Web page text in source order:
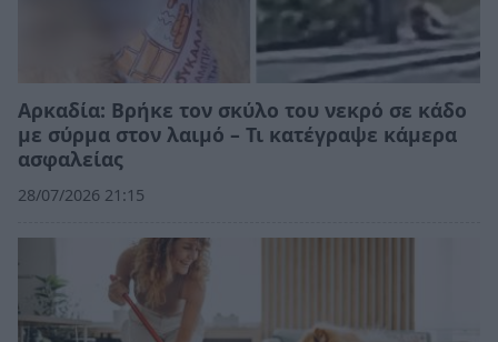
Αρκαδία: Βρήκε τον σκύλο του νεκρό σε κάδο
με σύρμα στον λαιμό – Τι κατέγραψε κάμερα
ασφαλείας
28/07/2026 21:15